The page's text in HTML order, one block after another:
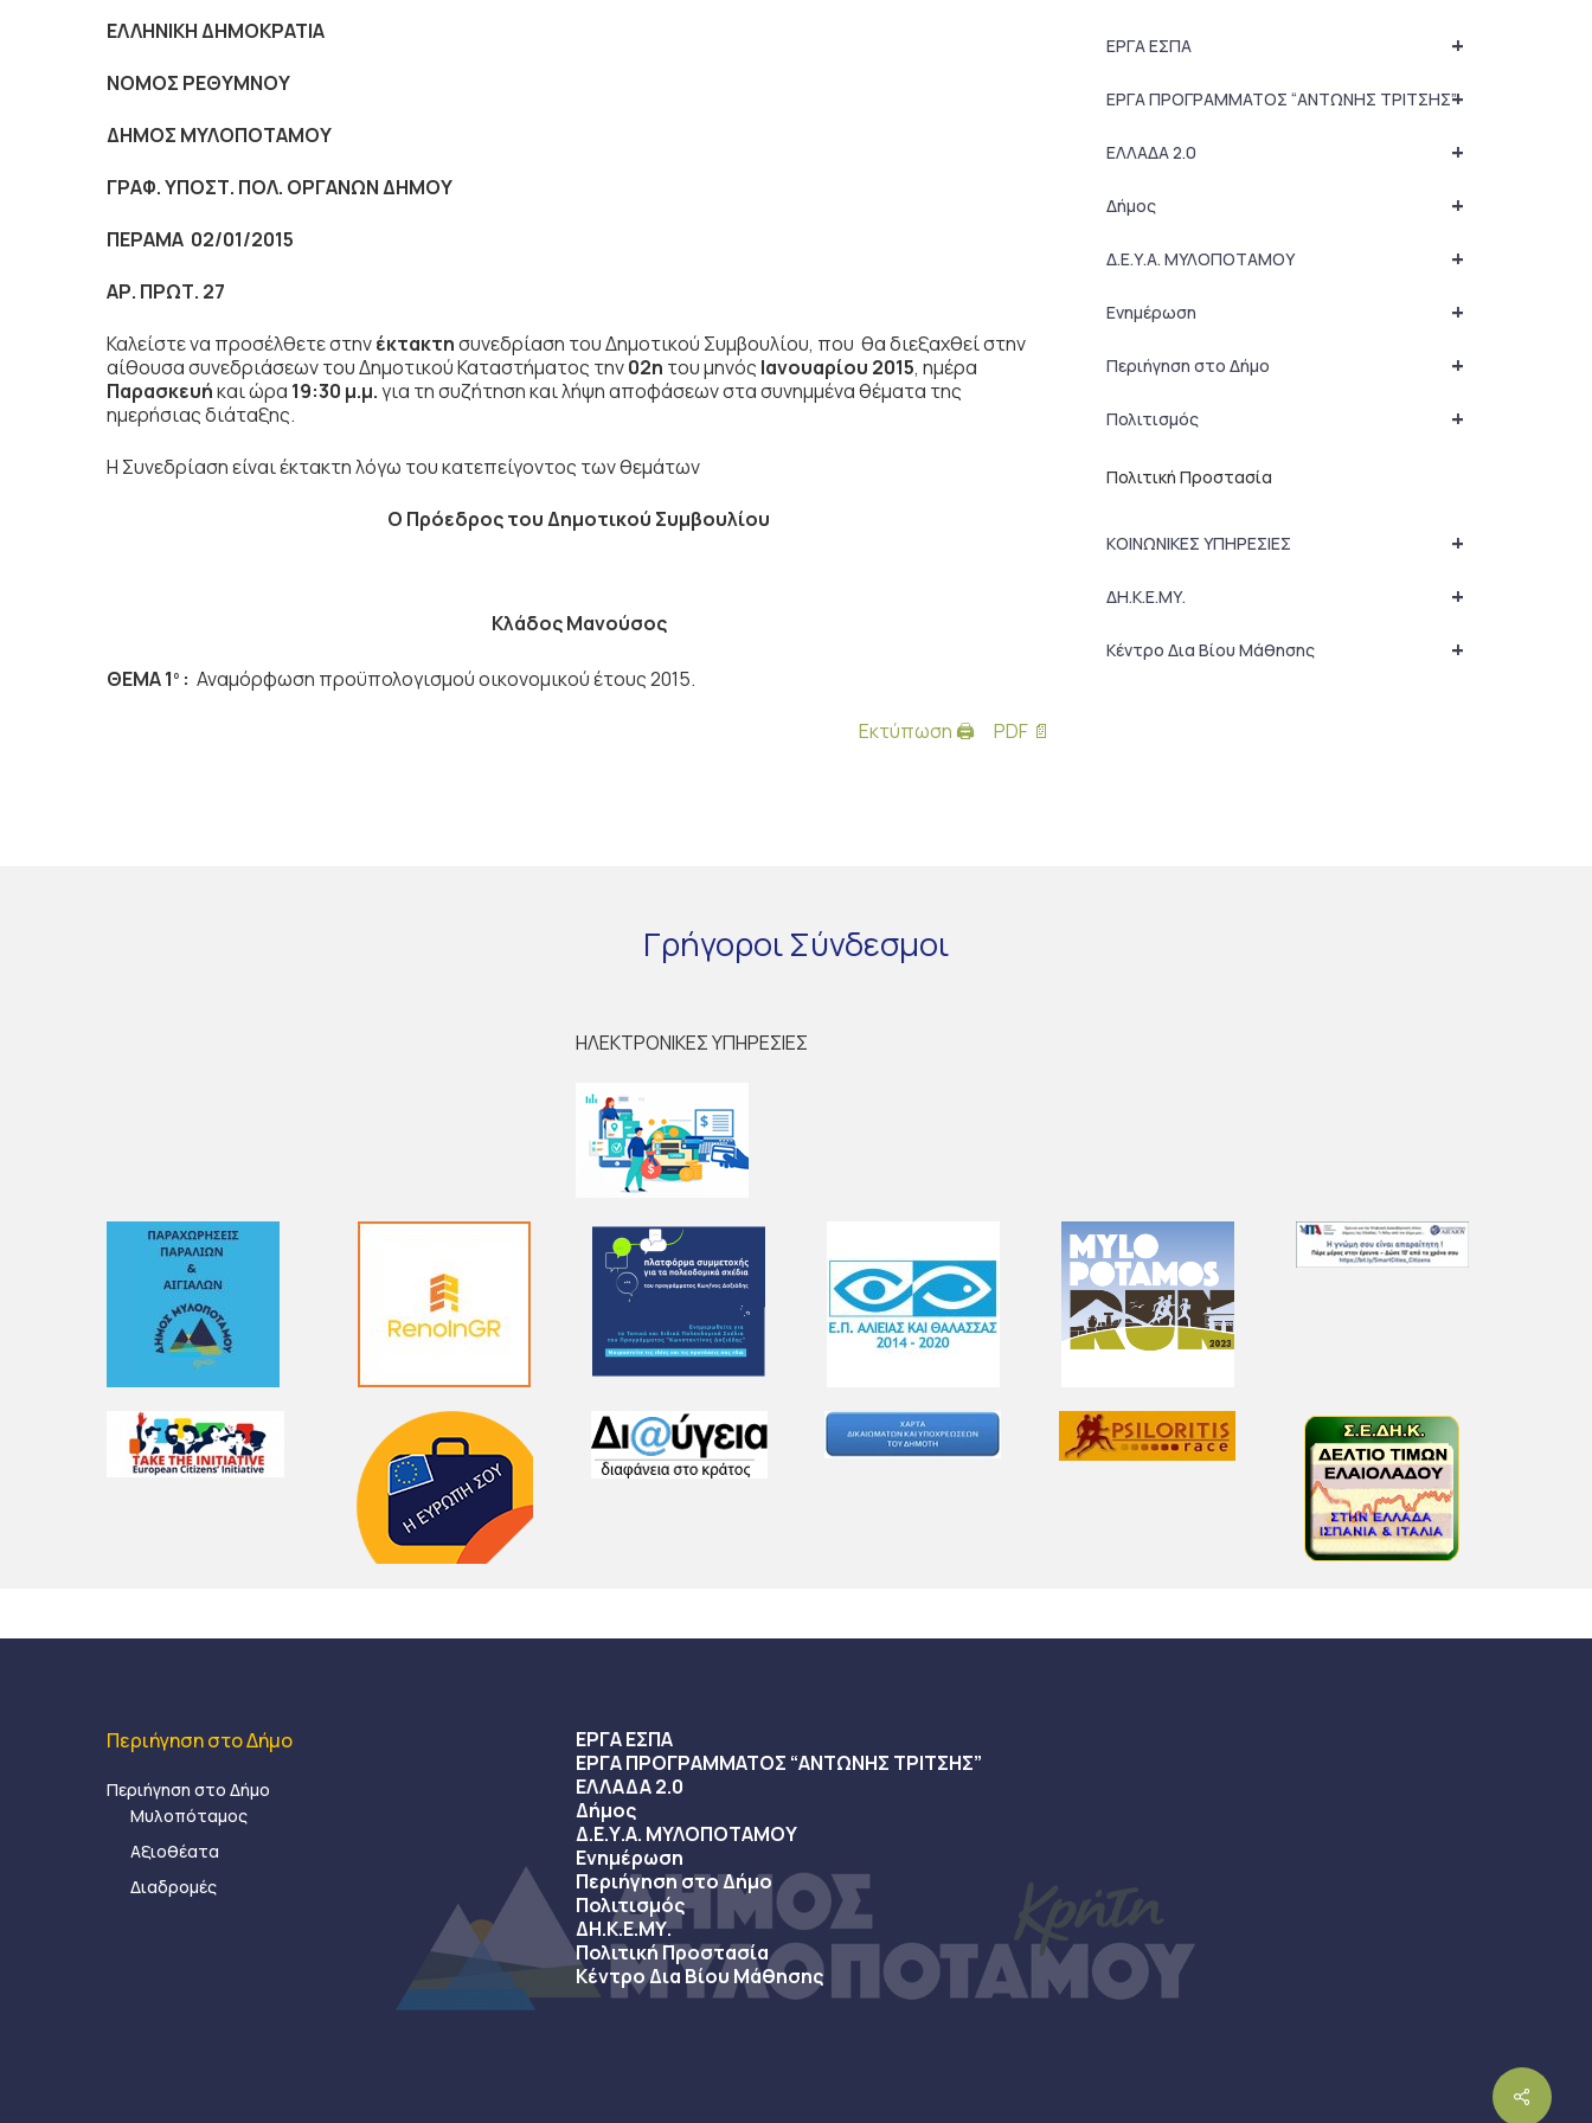
ΕΛΛΗΝΙΚΗ ΔΗΜΟΚΡΑΤΙΑ
NOMOΣ ΡΕΘΥΜΝΟΥ
ΔΗΜΟΣ ΜΥΛΟΠΟΤΑΜΟΥ
ΓΡΑΦ. ΥΠΟΣΤ. ΠΟΛ. ΟΡΓΑΝΩΝ ΔΗΜΟΥ
ΠΕΡΑΜΑ 02/01/2015
ΑΡ. ΠΡΩΤ. 27
Καλείστε να προσέλθετε στηνέκτακτησυνεδρίαση του Δημοτικού Συμβουλίου, που θα διεξαχθεί στην
αίθουσα συνεδριάσεων του Δημοτικού Καταστήματος την02η του μηνός Ιανουαρίου 2015, ημέρα
Παρασκευήκαι ώρα 19:30 μ.μ.για τη συζήτησηκαι λήψη αποφάσεων στα συνημμένα θέματα της
ημερήσιας διάταξης.
Η Συνεδρίαση είναι έκτακτη λόγω του κατεπείγοντος των θεμάτων
Ο Πρόεδρος του Δημοτικού Συμβουλίου
Κλάδος Μανούσος
ΘΕΜΑ 1 ο : Αναμόρφωση προϋπολογισμού οικονομικού έτους 2015.
Εκτύπωση 🖨
PDF 📄
+
ΕΡΓΑ ΕΣΠΑ
+
ΕΡΓΑ ΠΡΟΓΡΑΜΜΑΤΟΣ “ΑΝΤΩΝΗΣ ΤΡΙΤΣΗΣ”
+
ΕΛΛΑΔΑ 2.0
+
Δήμος
+
Δ.Ε.Υ.Α. ΜΥΛΟΠΟΤΑΜΟΥ
+
Ενημέρωση
+
Περιήγηση στο Δήμο
+
Πολιτισμός
Πολιτική Προστασία
+
ΚΟΙΝΩΝΙΚΕΣ ΥΠΗΡΕΣΙΕΣ
+
ΔΗ.Κ.Ε.ΜΥ.
+
Κέντρο Δια Βίου Μάθησης
ΓρήγοροιΣύνδεσμοι
ΗΛΕΚΤΡΟΝΙΚΕΣ ΥΠΗΡΕΣΙΕΣ
Περιήγηση στο Δήμο
Περιήγηση στο Δήμο
Μυλοπόταμος
Αξιοθέατα
Διαδρομές
ΕΡΓΑ ΕΣΠΑ
ΕΡΓΑ ΠΡΟΓΡΑΜΜΑΤΟΣ “ΑΝΤΩΝΗΣ ΤΡΙΤΣΗΣ”
ΕΛΛΑΔΑ 2.0
Δήμος
Δ.Ε.Υ.Α. ΜΥΛΟΠΟΤΑΜΟΥ
Ενημέρωση
Περιήγηση στο Δήμο
Πολιτισμός
ΔΗ.Κ.Ε.ΜΥ.
Πολιτική Προστασία
Κέντρο Δια Βίου Μάθησης